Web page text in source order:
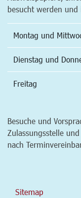
besucht werden und
Montag und
Dienstag und
Freitag
Besuche und
Zulassungsstelle
nach
Sitemap